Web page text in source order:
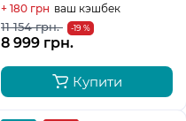
+ 180 грн ваш кэшбек
11 154 грн. -19 %
8 999 грн.
Купити